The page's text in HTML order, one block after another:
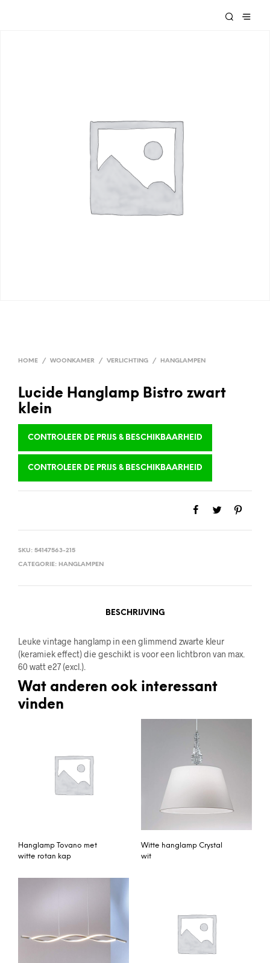
HOME / WOONKAMER / VERLICHTING / HANGLAMPEN
Lucide Hanglamp Bistro zwart
klein
CONTROLEER DE PRIJS & BESCHIKBAARHEID
CONTROLEER DE PRIJS & BESCHIKBAARHEID
SKU: 54147563-215
CATEGORIE: HANGLAMPEN
BESCHRIJVING
Leuke vintage hanglamp in een glimmend zwarte kleur
(keramiek effect) die geschikt is voor een lichtbron van max.
60 watt e27 (excl.).
Wat anderen ook interessant
vinden
Hanglamp Tovano met
witte rotan kap
Witte hanglamp Crystal
wit